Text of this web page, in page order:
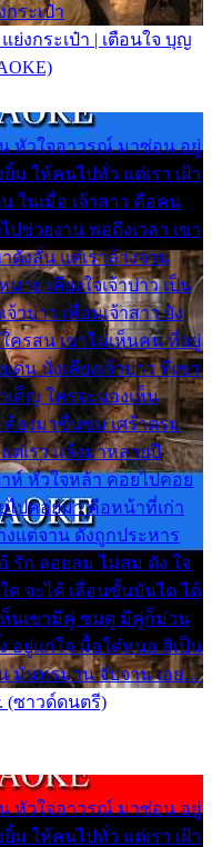
กระเป๋า
ย่งกระเป๋า | เตือนใจ บุญ
น หัวใจอาวรณ์ มาซ่อน อยู่
ม ให้คนไปทั่ว แต่เรา เฝ้า
ในเมื่อ เจ้าสาว คือคน
ช่วยงาน พอถึงเวลา เขา
ดังลั่น แต่เราล้างจาน
าย เคียงใจเจ้าบ่าว เป็น
าบ่าว เพื่อนเจ้าสาว ยัง
ครสน เขาไม่เห็นคน ที่อยู่
ด่น นั่งเคียงเจ้าบ่าว ที่เขา
เค็ญ ใครจะมองเห็น
ต้องมาขื่นขม เศร้าตรม
ต่เรา แล้งมาหลายปี
ห์ หัวใจหล้า คอยไปคอย
ไปคอยมา คือหน้าที่เก่า
งแต่จาน ดั่งถูกประหาร
รัก ลอยลม ไม่สม ดัง ใจ
ด จะได้ เลื่อนขั้นบันได ได้
ห็นเขามีคู่ ซมดู มีคู่ก็ม่วน
อยู่แก่ใจ มื้อใด๋หนอ สิเป็น
น มันทรมาน จับจาน เอย…
(ซาวด์ดนตรี)
น หัวใจอาวรณ์ มาซ่อน อยู่
ม ให้คนไปทั่ว แต่เรา เฝ้า